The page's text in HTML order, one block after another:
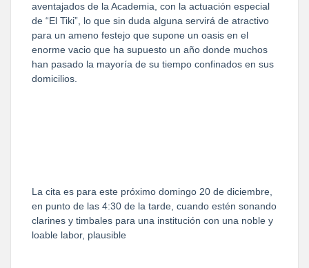
aventajados de la Academia, con la actuación especial
de “El Tiki”, lo que sin duda alguna servirá de atractivo
para un ameno festejo que supone un oasis en el
enorme vacio que ha supuesto un año donde muchos
han pasado la mayoría de su tiempo confinados en sus
domicilios.
La cita es para este próximo domingo 20 de diciembre,
en punto de las 4:30 de la tarde, cuando estén sonando
clarines y timbales para una institución con una noble y
loable labor, plausible